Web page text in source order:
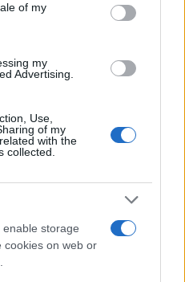
of my
my
Advertising.
Use,
of my
with the
collected.
storage
cookies on web or
più impegnato ad
e a
Fondamentale per
avere vicini così
presenza degli
militare di cui si parla in
a compiere una
di iniziare a
una notevole